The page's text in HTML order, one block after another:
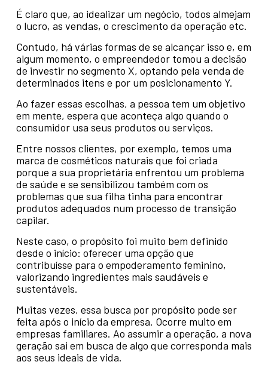
É claro que, ao idealizar um negócio, todos almejam
o lucro, as vendas, o crescimento da operação etc.
Contudo, há várias formas de se alcançar isso e, em
algum momento, o empreendedor tomou a decisão
de investir no segmento X, optando pela venda de
determinados itens e por um posicionamento Y.
Ao fazer essas escolhas, a pessoa tem um objetivo
em mente, espera que aconteça algo quando o
consumidor usa seus produtos ou serviços.
Entre nossos clientes, por exemplo, temos uma
marca de cosméticos naturais que foi criada
porque a sua proprietária enfrentou um problema
de saúde e se sensibilizou também com os
problemas que sua filha tinha para encontrar
produtos adequados num processo de transição
capilar.
Neste caso, o propósito foi muito bem definido
desde o início: oferecer uma opção que
contribuísse para o empoderamento feminino,
valorizando ingredientes mais saudáveis e
sustentáveis.
Muitas vezes, essa busca por propósito pode ser
feita após o início da empresa. Ocorre muito em
empresas familiares. Ao assumir a operação, a nova
geração sai em busca de algo que corresponda mais
aos seus ideais de vida.